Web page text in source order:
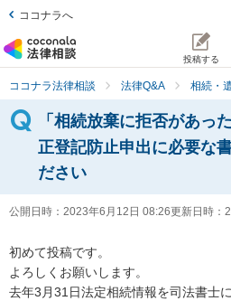
ココナラへ
投稿する
ココナラ法律相談 法律Q&A 相続・
「相続放棄に拒否があっ
正登記防止申出に必要な
ださい
公開日時： 2023年6月12日 08:26更新日時：
初めて投稿です。
よろしくお願いします。
去年3月31日法定相続情報を司法書士